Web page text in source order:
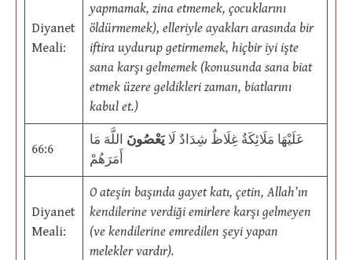
Diyanet
Meali:
yapmamak, zina etmemek, çocuklarını
öldürmemek), elleriyle ayakları arasında bir
iftira uydurup getirmemek, hiçbir iyi işte
sana karşı gelmemek (konusunda sana biat
etmek üzere geldikleri zaman, biatlarını
kabul et.)
66:6
عَلَيْهَا مَلَائِكَةٌ غِلَاظٌ شِدَادٌ لَايَعْصُونَ اللَّهَ مَا
أَمَرَهُمْ
Diyanet
Meali:
O ateşin başında gayet katı, çetin, Allah’ın
kendilerine verdiği emirlere karşı gelmeyen
(ve kendilerine emredilen şeyi yapan
melekler vardır).